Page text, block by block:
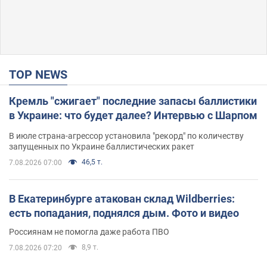
TOP NEWS
Кремль "сжигает" последние запасы баллистики
в Украине: что будет далее? Интервью с Шарпом
В июле страна-агрессор установила "рекорд" по количеству
запущенных по Украине баллистических ракет
7.08.2026 07:00 46,5 т.
В Екатеринбурге атакован склад Wildberries:
есть попадания, поднялся дым. Фото и видео
Россиянам не помогла даже работа ПВО
7.08.2026 07:20 8,9 т.